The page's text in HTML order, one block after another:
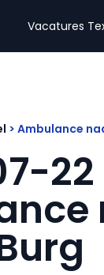
Vacatures
Ambulance
22